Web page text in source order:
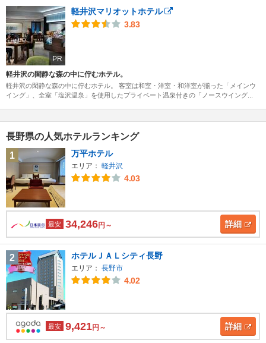
PR
軽井沢マリオットホテル
3.83
軽井沢の閑静な森の中に佇むホテル。
軽井沢の閑静な森の中に佇むホテル。 客室は和室・洋室・和洋室が揃った「メインウ
イング」、全室「塩沢温泉」を使用したプライベート温泉付きの「ノースウイング...
長野県の人気ホテルランキング
1
万平ホテル
エリア： 軽井沢
4.03
最安 34,246円～ 詳細
2 ホテルＪＡＬシティ長野
エリア： 長野市
4.02
最安 9,421円～ 詳細